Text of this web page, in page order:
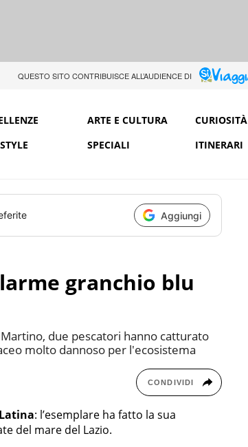
QUESTO SITO CONTRIBUISCE ALL’AUDIENCE DI
ARTE E CULTURA CURIOSITÀ
SPECIALI ITINERARI
Aggiungi
granchio blu
due pescatori hanno catturato
molto dannoso per l'ecosistema
CONDIVIDI
Latina: l’esemplare ha fatto la sua
del mare del Lazio.